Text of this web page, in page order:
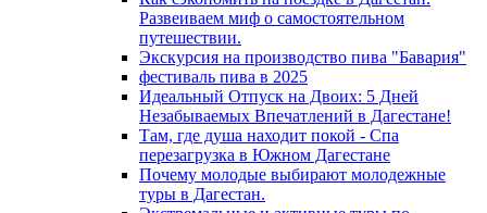
Развеиваем миф о самостоятельном
путешествии.
Экскурсия на производство пива "Бавария"
фестиваль пива в 2025
Идеальный Отпуск на Двоих: 5 Дней
Незабываемых Впечатлений в Дагестане!
Там, где душа находит покой - Спа
перезагрузка в Южном Дагестане
Почему молодые выбирают молодежные
туры в Дагестан.